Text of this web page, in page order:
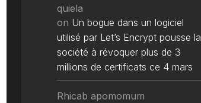
quiela
on Un bogue dans un logiciel
utilisé par Let’s Encrypt pousse la
société à révoquer plus de 3
millions de certificats ce 4 mars
Rhicab apomomum